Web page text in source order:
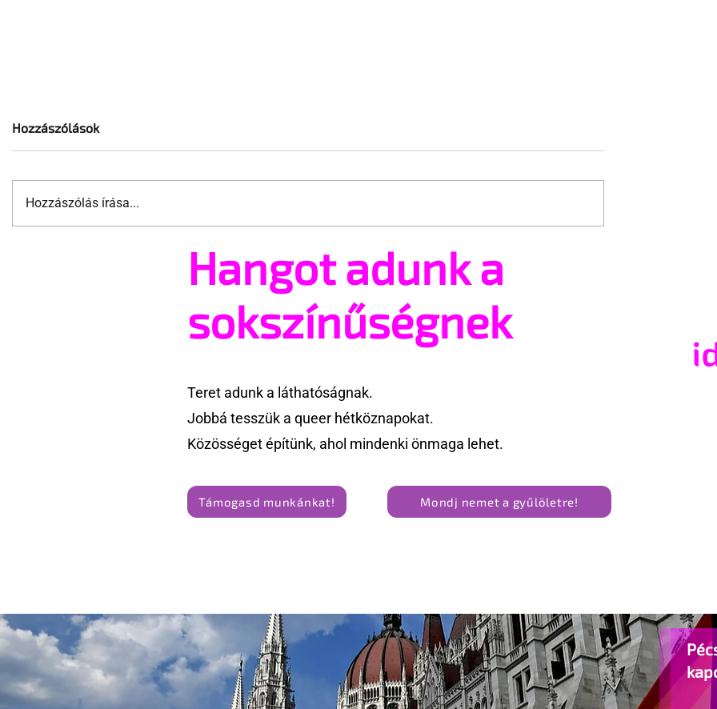
Feketék, ikertestvérek és
Hozzászólások
Hozzászólás írása...
Hangot adunk a
sokszínűségnek
Teret adunk a láthatóságnak.
Jobbá tesszük a queer hétköznapokat.
Közösséget építünk, ahol mindenki önmaga lehet.
Támogasd munkánkat! Mondj nemet a gyűlöletre!